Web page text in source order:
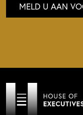
MELD U AAN